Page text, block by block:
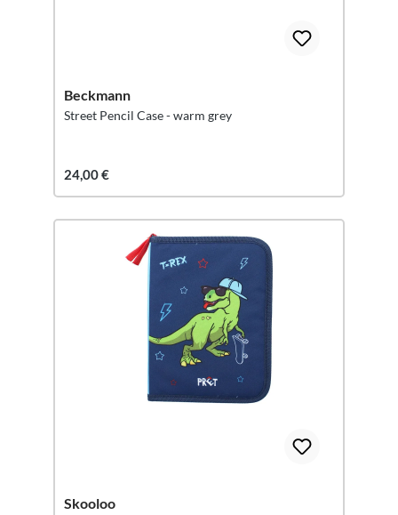
Beckmann
Street Pencil Case - warm grey
24,00 €
Skooloo